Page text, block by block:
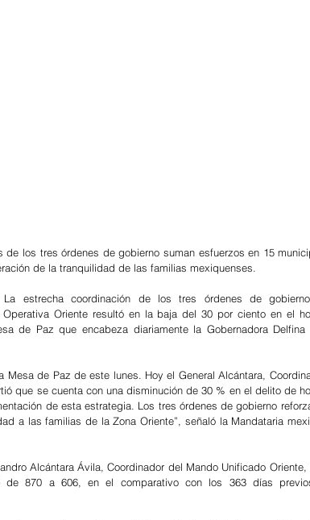
de los tres órdenes de gobierno suman esfuerzos en 15
de la tranquilidad de las familias mexiquenses.
La estrecha coordinación de los tres órdenes de
Oriente resultó en la baja del 30 por ciento en el
de Paz que encabeza diariamente la Gobernadora Delfina
Mesa de Paz de este lunes. Hoy el General Alcántara,
que se cuenta con una disminución de 30 % en el delito de
de esta estrategia. Los tres órdenes de gobierno
a las familias de la Zona Oriente”, señaló la Mandataria
Alcántara Ávila, Coordinador del Mando Unificado Oriente,
de 870 a 606, en el comparativo con los 363 días